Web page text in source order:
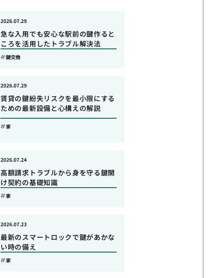
急な入用でも安心な駅前の鍵作ると
ころを活用したトラブル解決法
2026.07.29
鍵交換
賃貸の鍵紛失リスクを最小限にする
ための最新設備と心構えの解説
2026.07.29
家
高額請求トラブルから身を守る鍵開
け契約の基礎知識
2026.07.24
家
最新のスマートロックで鍵があかな
い時の備え
2026.07.23
家